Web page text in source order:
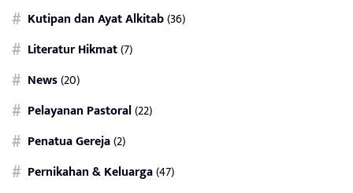
Kutipan dan Ayat Alkitab(36)
Literatur Hikmat(7)
News(20)
Pelayanan Pastoral(22)
Penatua Gereja(2)
Pernikahan & Keluarga(47)